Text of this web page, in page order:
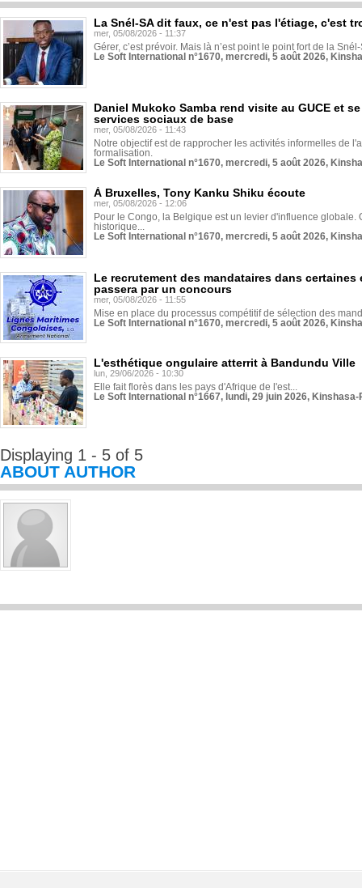
La Snél-SA dit faux, ce n'est pas l'étiage, c'est
mer, 05/08/2026 - 11:37
Gérer, c’est prévoir. Mais là n’est point le point fort de la
Le Soft International n°1670, mercredi, 5 août 2026,
Daniel Mukoko Samba rend visite au GUCE et
services sociaux de base
mer, 05/08/2026 - 11:43
Notre objectif est de rapprocher les activités informelles de
formalisation.
Le Soft International n°1670, mercredi, 5 août 2026,
À Bruxelles, Tony Kanku Shiku écoute
mer, 05/08/2026 - 12:06
Pour le Congo, la Belgique est un levier d'influence globale.
historique...
Le Soft International n°1670, mercredi, 5 août 2026,
Le recrutement des mandataires dans
passera par un concours
mer, 05/08/2026 - 11:55
Mise en place du processus compétitif de sélection des
Le Soft International n°1670, mercredi, 5 août 2026,
L'esthétique ongulaire atterrit à Bandundu Ville
lun, 29/06/2026 - 10:30
Elle fait florès dans les pays d'Afrique de l'est...
Le Soft International n°1667, lundi, 29 juin 2026,
Displaying 1 - 5 of 5
ABOUT AUTHOR